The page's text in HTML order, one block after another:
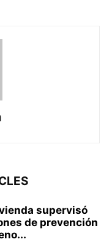
supervisó
de prevención